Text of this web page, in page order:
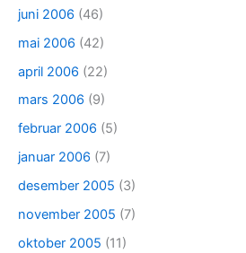
juni 2006 (46)
mai 2006 (42)
april 2006 (22)
mars 2006 (9)
februar 2006 (5)
januar 2006 (7)
desember 2005 (3)
november 2005 (7)
oktober 2005 (11)